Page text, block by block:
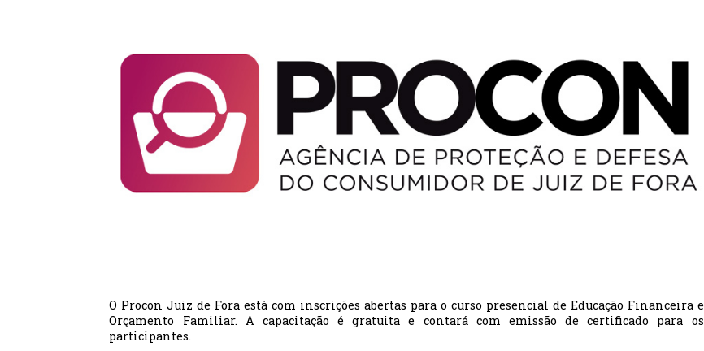
O Procon Juiz de Fora está com inscrições abertas para o curso presencial de Educação Financeira e
Orçamento Familiar. A capacitação é gratuita e contará com emissão de certificado para os
participantes.